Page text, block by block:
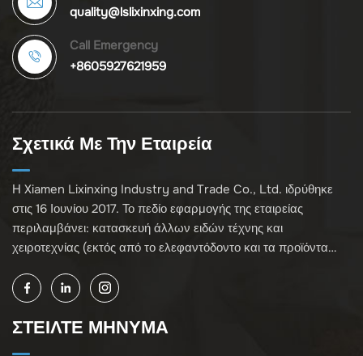
quality@lslixinxing.com
Call Emergency
+8605927621959
Σχετικά Με Την Εταιρεία
Η Xiamen Lixinxing Industry and Trade Co., Ltd. ιδρύθηκε
στις 16 Ιουνίου 2017. Το πεδίο εφαρμογής της εταιρείας
περιλαμβάνει: κατασκευή άλλων ειδών τέχνης και
χειροτεχνίας (εκτός από το ελεφαντόδοντο και τα προϊόντα
συλλεκτικών ειδών (εκτός από πολιτιστικά κειμήλια,
ελεφαντόδοντο και τα προϊόντα του)· άλλες μη καθορισμένες
χονδρικές επιχειρήσεις (εκτός από επιχειρηματικά έργα που
ΣΤΕΙΛΤΕ ΜΗΝΥΜΑ